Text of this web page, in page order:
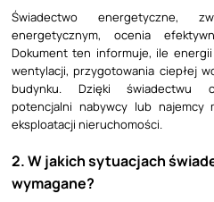
Świadectwo energetyczne,
energetycznym, ocenia
Dokument ten informuje, ile
wentylacji, przygotowania ciepłej
budynku. Dzięki świadectwu
potencjalni nabywcy lub najemcy
eksploatacji nieruchomości.
2. W jakich sytuacjach
wymagane?